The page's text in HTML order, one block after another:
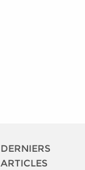
DERNIERS
ARTICLES